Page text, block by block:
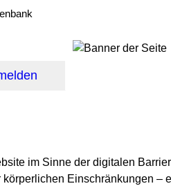
im Sinne der digitalen
Einschränkungen